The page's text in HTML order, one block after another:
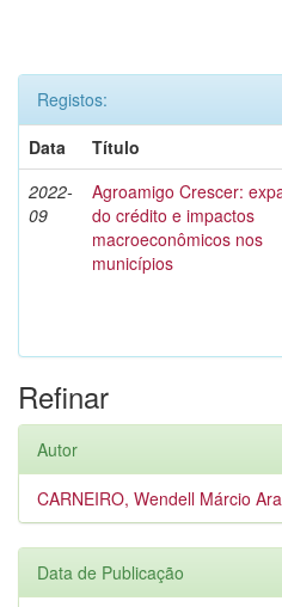
Registos:
Data
Título
2022-
09
Agroamigo Crescer:
do crédito e impactos
macroeconômicos nos
municípios
Refinar
Autor
CARNEIRO, Wendell Márcio
Data de Publicação